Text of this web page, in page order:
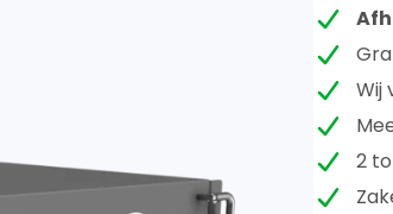
Wij
2